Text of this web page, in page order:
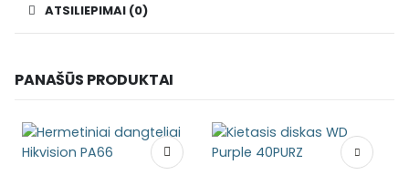
ATSILIEPIMAI (0)
PANAŠŪS PRODUKTAI